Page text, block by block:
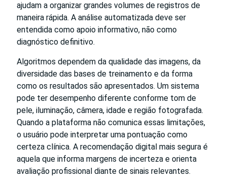
ajudam a organizar grandes volumes de registros de
maneira rápida. A análise automatizada deve ser
entendida como apoio informativo, não como
diagnóstico definitivo.
Algoritmos dependem da qualidade das imagens, da
diversidade das bases de treinamento e da forma
como os resultados são apresentados. Um sistema
pode ter desempenho diferente conforme tom de
pele, iluminação, câmera, idade e região fotografada.
Quando a plataforma não comunica essas limitações,
o usuário pode interpretar uma pontuação como
certeza clínica. A recomendação digital mais segura é
aquela que informa margens de incerteza e orienta
avaliação profissional diante de sinais relevantes.